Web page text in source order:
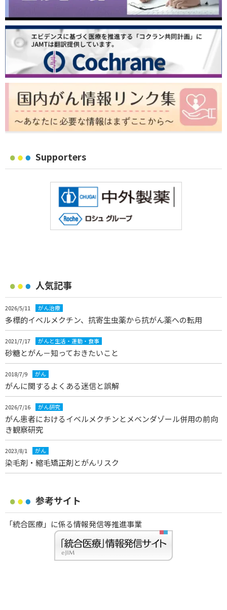
Supporters
人気記事
2026/5/11 がん治療
多標的イベルメクチン、抗寄生虫薬から抗がん薬への転用
2021/7/17 がんと生活・運動・食事
砂糖とがん－知っておきたいこと
2018/7/9 がん
がんに関するよくある迷信と誤解
2026/7/16 がん研究
がん患者におけるイベルメクチンとメベンダゾール併用の前向
き観察研究
2023/8/1 がん
染毛剤・縮毛矯正剤とがんリスク
参考サイト
「統合医療」に係る情報発信等推進事業